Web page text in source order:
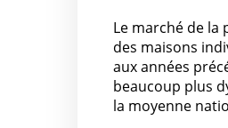
Le marché de la
des maisons
aux années
beaucoup plus
la moyenne